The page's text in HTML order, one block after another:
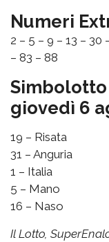
Numeri
2 – 5 – 9 – 13 – 30
– 83 – 88
Simbolotto
giovedì 6
19 – Risata
31 – Anguria
1 – Italia
5 – Mano
16 – Naso
Il Lotto,